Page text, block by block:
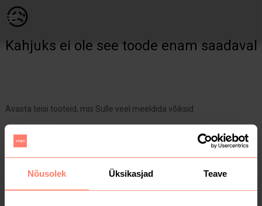
Nõusolek Üksikasjad Teave
😥
Kahjuks ei ole see toode enam saadaval
Avasta teisi tooteid, mis Sulle veel meeldida võiksid